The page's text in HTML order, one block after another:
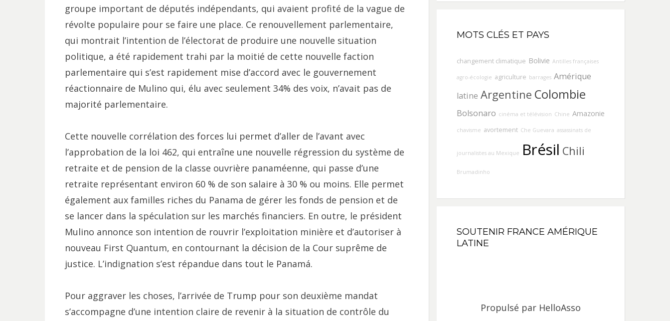
groupe important de députés indépendants, qui avaient profité de la vague de
révolte populaire pour se faire une place. Ce renouvellement parlementaire,
qui montrait l’intention de l’électorat de produire une nouvelle situation
politique, a été rapidement trahi par la moitié de cette nouvelle faction
parlementaire qui s’est rapidement mise d’accord avec le gouvernement
réactionnaire de Mulino qui, élu avec seulement 34% des voix, n’avait pas de
majorité parlementaire.
Cette nouvelle corrélation des forces lui permet d’aller de l’avant avec
l’approbation de la loi 462, qui entraîne une nouvelle régression du système de
retraite et de pension de la classe ouvrière panaméenne, qui passe d’une
retraite représentant environ 60 % de son salaire à 30 % ou moins. Elle permet
également aux familles riches du Panama de gérer les fonds de pension et de
se lancer dans la spéculation sur les marchés financiers. En outre, le président
Mulino annonce son intention de rouvrir l’exploitation minière et d’autoriser à
nouveau First Quantum, en contournant la décision de la Cour suprême de
justice. L’indignation s’est répandue dans tout le Panamá.
Pour aggraver les choses, l’arrivée de Trump pour son deuxième mandat
s’accompagne d’une intention claire de revenir à la situation de contrôle du
MOTS CLÉS ET PAYS
changement climatique Bolivie Antilles françaises
agro-écologie agriculture barrages Amérique
latine Argentine Colombie
Bolsonaro cinéma et télévision Chine Amazonie
chavisme avortement Che Guevara assassinats de
journalistes au Mexique Brésil Chili
Brumadinho
SOUTENIR FRANCE AMÉRIQUE
LATINE
Propulsé par HelloAsso